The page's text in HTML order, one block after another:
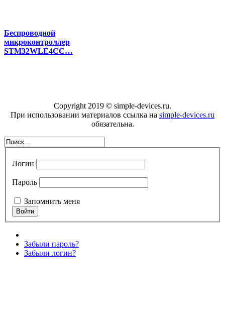
Беспроводной
микроконтроллер
STM32WLE4CC…
Copyright 2019 © simple-devices.ru.
При использовании материалов ссылка на simple-devices.ru
обязательна.
Логин
Пароль
Запомнить меня
Забыли пароль?
Забыли логин?